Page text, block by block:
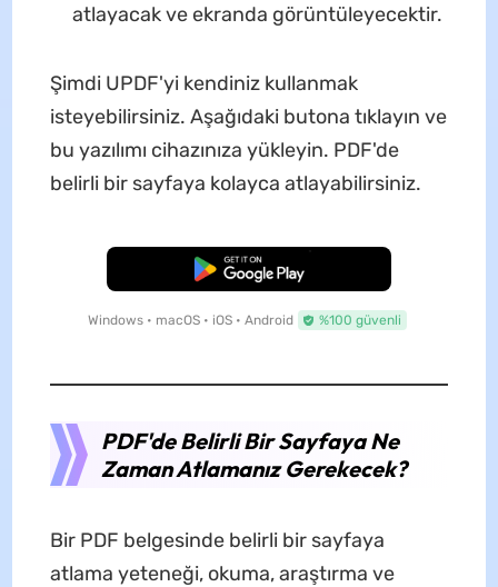
atlayacak ve ekranda görüntüleyecektir.
Şimdi UPDF'yi kendiniz kullanmak
isteyebilirsiniz. Aşağıdaki butona tıklayın ve
bu yazılımı cihazınıza yükleyin. PDF'de
belirli bir sayfaya kolayca atlayabilirsiniz.
Ücretsiz İndirme
Windows • macOS • iOS • Android %100 güvenli
PDF'de Belirli Bir Sayfaya Ne
Zaman Atlamanız Gerekecek?
Bir PDF belgesinde belirli bir sayfaya
atlama yeteneği, okuma, araştırma ve